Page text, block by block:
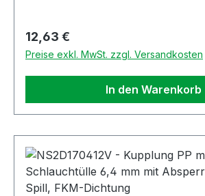
Regulärer Preis:
12,63 €
Preise exkl. MwSt. zzgl. Versandkosten
In den Warenkorb